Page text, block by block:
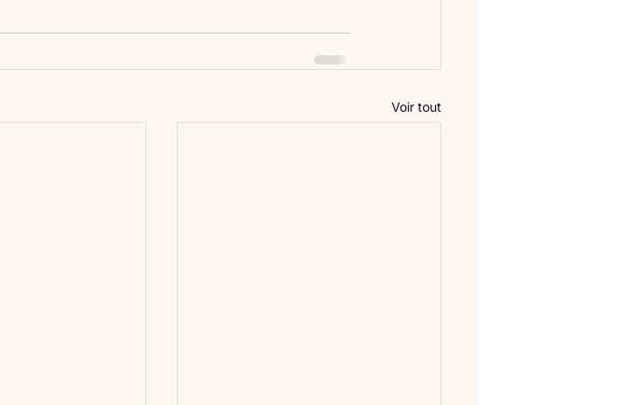
Voir tout